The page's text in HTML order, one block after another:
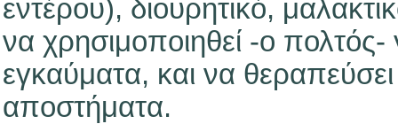
εντέρου), διουρητικό,
να χρησιμοποιηθεί -ο
εγκαύματα, και να
αποστήματα.